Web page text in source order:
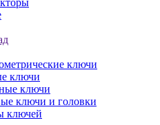
ключи
ключи
ключи
ключи и головки
ключей